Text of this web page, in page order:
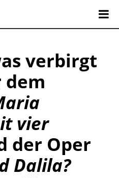
verbirgt
vier
der Oper
Dalila?